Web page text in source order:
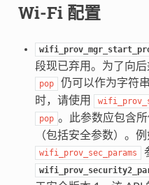
Wi-Fi 配置
段现已弃用。为了向后
pop
仍可以作为字符
时，请使用
pop 。此参数应包含
（包括安全参数）。
wifi_prov_sec_params